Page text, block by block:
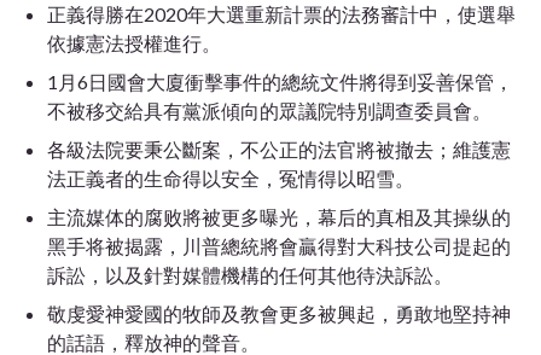
正義得勝在2020年大選重新計票的法務審計中，使選舉
依據憲法授權進行。
1月6日國會大廈衝擊事件的總統文件將得到妥善保管，
不被移交給具有黨派傾向的眾議院特別調查委員會。
各級法院要秉公斷案，不公正的法官將被撤去；維護憲
法正義者的生命得以安全，冤情得以昭雪。
主流媒体的腐败將被更多曝光，幕后的真相及其操纵的
黑手将被揭露，川普總統將會贏得對大科技公司提起的
訴訟，以及針對媒體機構的任何其他待決訴訟。
敬虔愛神愛國的牧師及教會更多被興起，勇敢地堅持神
的話語，釋放神的聲音。